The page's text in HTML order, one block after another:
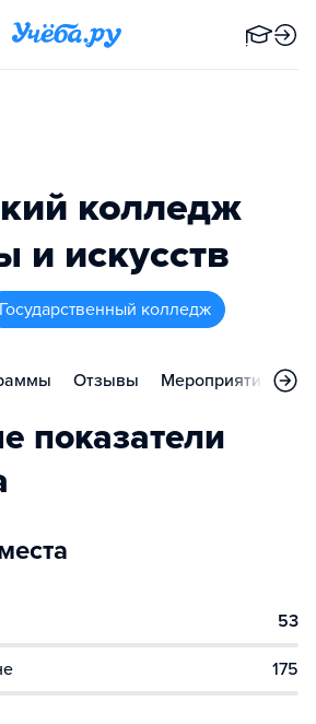
колледж
и искусств
Государственный колледж
Отзывы Мероприятия
показатели
53
175